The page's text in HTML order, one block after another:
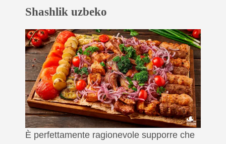
Shashlik uzbeko
È perfettamente ragionevole supporre che